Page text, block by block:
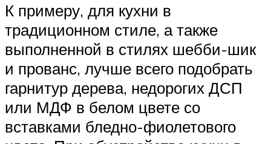
К примеру, для кухни в
традиционном стиле, а также
выполненной в стилях шебби-шик
и прованс, лучше всего подобрать
гарнитур дерева, недорогих ДСП
или МДФ в белом цвете со
вставками бледно-фиолетового